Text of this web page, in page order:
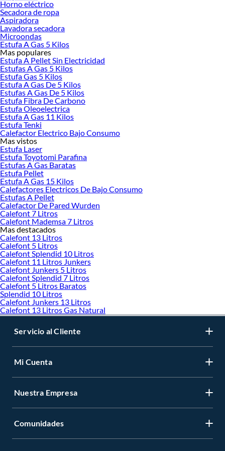
Herramientas, materiales y accesorios de calidad para tus proyectos y
renovación de espacios. ¡Visítanos y descubre todo lo que tenemos para
ofrecerte!
Encuentra una amplia variedad de productos de Campanas de cocina en
Sodimac. Encuentra todo lo necesario para tus proyectos de renovación y
decoración. ¡Visítanos y haz tus ideas realidad!
Horno eléctrico
Secadora de ropa
Aspiradora
Lavadora secadora
Microondas
Estufa A Gas 5 Kilos
Mas populares
Estufa A Pellet Sin Electricidad
Estufas A Gas 5 Kilos
Estufa Gas 5 Kilos
Estufa A Gas De 5 Kilos
Estufas A Gas De 5 Kilos
Estufa Fibra De Carbono
Estufa Oleoelectrica
Estufa A Gas 11 Kilos
Estufa Tenki
Calefactor Electrico Bajo Consumo
Mas vistos
Estufa Laser
Estufa Toyotomi Parafina
Estufas A Gas Baratas
Estufa Pellet
Estufa A Gas 15 Kilos
Calefactores Electricos De Bajo Consumo
Estufas A Pellet
Calefactor De Pared Wurden
Calefont 7 Litros
Calefont Mademsa 7 Litros
Mas destacados
Calefont 13 Litros
Calefont 5 Litros
Calefont Splendid 10 Litros
Calefont 11 Litros Junkers
Calefont Junkers 5 Litros
Calefont Splendid 7 Litros
Calefont 5 Litros Baratos
Splendid 10 Litros
Calefont Junkers 13 Litros
Calefont 13 Litros Gas Natural
Servicio al Cliente
Mi Cuenta
Nuestra Empresa
Comunidades